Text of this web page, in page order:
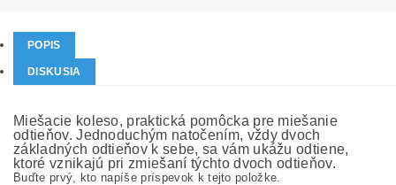
POPIS
DISKUSIA
Miešacie koleso, praktická pomôcka pre miešanie
odtieňov. Jednoduchým natočením, vždy dvoch
základných odtieňov k sebe, sa vám ukážu odtiene,
ktoré vznikajú pri zmiešaní týchto dvoch odtieňov.
Buďte prvý, kto napíše príspevok k tejto položke.